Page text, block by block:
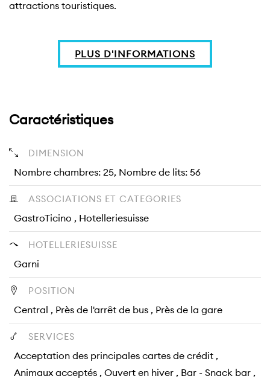
attractions touristiques.
PLUS D'INFORMATIONS
Caractéristiques
DIMENSION
Nombre chambres: 25, Nombre de lits: 56
ASSOCIATIONS ET CATEGORIES
GastroTicino , Hotelleriesuisse
HOTELLERIESUISSE
Garni
POSITION
Central , Près de l'arrêt de bus , Près de la gare
SERVICES
Acceptation des principales cartes de crédit ,
Animaux acceptés , Ouvert en hiver , Bar - Snack bar ,